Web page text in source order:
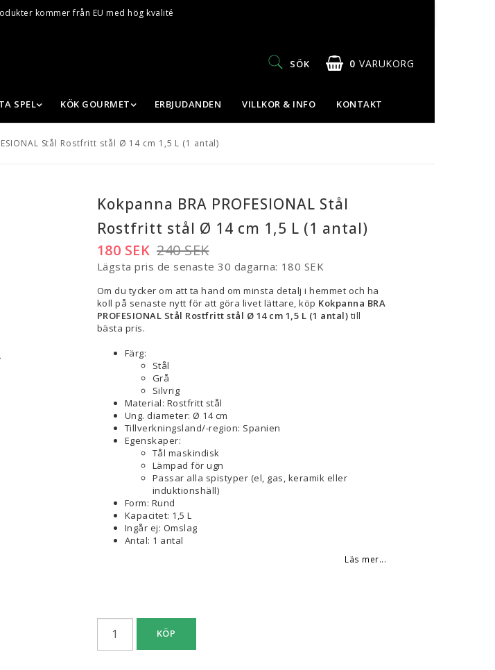
kommer från EU med hög kvalité
0 VARUKORG
SÖK
SPEL KÖK GOURMET ERBJUDANDEN VILLKOR & INFO KONTAKT
Stål Rostfritt stål Ø 14 cm 1,5 L (1 antal)
Kokpanna BRA PROFESIONAL Stål
Rostfritt stål Ø 14 cm 1,5 L (1 antal)
240 SEK
180 SEK
Lägsta pris de senaste 30 dagarna 180 SEK
Om du tycker om att ta hand om minsta detalj i hemmet och ha
koll på senaste nytt för att göra livet lättare, köp Kokpanna BRA
PROFESIONAL Stål Rostfritt stål Ø 14 cm 1,5 L (1 antal) till
bästa pris.
Färg:
Stål
Grå
Silvrig
Material: Rostfritt stål
Ung. diameter: Ø 14 cm
Tillverkningsland/-region: Spanien
Egenskaper:
Tål maskindisk
Lämpad för ugn
Passar alla spistyper (el, gas, keramik eller
induktionshäll)
Form: Rund
Kapacitet: 1,5 L
Ingår ej: Omslag
Antal: 1 antal
Läs mer...
KÖP